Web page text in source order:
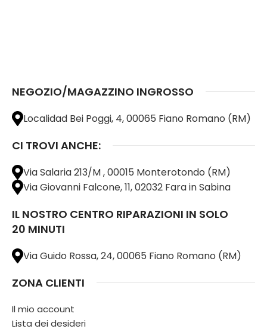
NEGOZIO/MAGAZZINO INGROSSO
Localidad Bei Poggi, 4, 00065 Fiano Romano (RM)
CI TROVI ANCHE:
Via Salaria 213/M , 00015 Monterotondo (RM)
Via Giovanni Falcone, 11, 02032 Fara in Sabina
IL NOSTRO CENTRO RIPARAZIONI IN SOLO
20 MINUTI
Via Guido Rossa, 24, 00065 Fiano Romano (RM)
ZONA CLIENTI
Il mio account
Lista dei desideri